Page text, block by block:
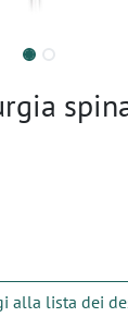
alla lista dei